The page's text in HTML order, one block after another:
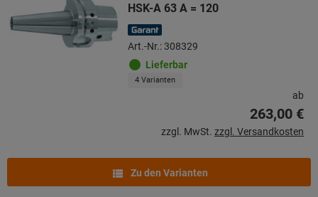
HSK-A 63 A = 120
Art.-Nr.: 308329
Lieferbar
4 Varianten
ab
263,00 €
zzgl. MwSt. zzgl. Versandkosten
Zu den Varianten